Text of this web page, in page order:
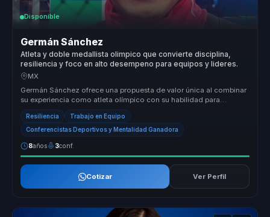
Disponible
Germán Sánchez
Atleta y doble medallista olimpico que convierte disciplina,
resiliencia y foco en alto desempeno para equipos y lideres.
MX
Germán Sánchez ofrece una propuesta de valor única al combinar
su experiencia como atleta olímpico con su habilidad para
comunicar y moti...
Resiliencia Trabajo en Equipo
Conferencistas Deportivos y Mentalidad Ganadora
8años 3conf.
Cotizar Ver Perfil